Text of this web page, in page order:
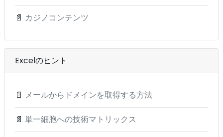
📄 カジノコンテンツ
Excelのヒント
📄 メールからドメインを取得する方法
📄 単一細胞への技術マトリックス